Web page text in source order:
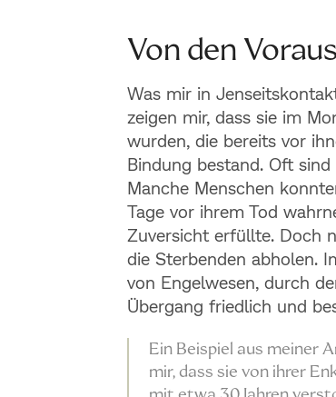
Von den
Was mir in
zeigen mir, dass sie im
wurden, die bereits vor
Bindung bestand. Oft
Manche Menschen
Tage vor ihrem Tod
Zuversicht erfüllte. Doch
die Sterbenden abholen.
von Engelwesen, durch
Übergang friedlich und
Ein Beispiel aus meiner
mir, dass sie von ihrer